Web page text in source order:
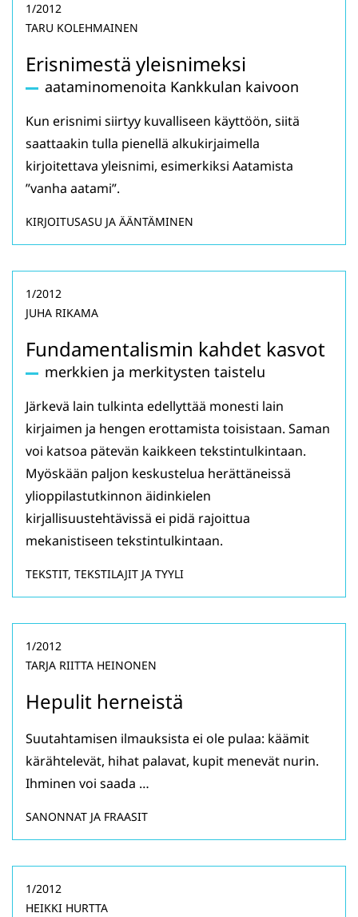
Erisnimestä yleisnimeksi
aataminomenoita Kankkulan kaivoon
1/2012
TARU KOLEHMAINEN
Kun erisnimi siirtyy kuvalliseen käyttöön, siitä
saattaakin tulla pienellä alkukirjaimella
kirjoitettava yleisnimi, esimerkiksi Aatamista
”vanha aatami”.
KIRJOITUSASU JA ÄÄNTÄMINEN
Fundamentalismin kahdet kasvot
merkkien ja merkitysten taistelu
1/2012
JUHA RIKAMA
Järkevä lain tulkinta edellyttää monesti lain
kirjaimen ja hengen erottamista toisistaan. Saman
voi katsoa pätevän kaikkeen tekstintulkintaan.
Myöskään paljon keskustelua herättäneissä
ylioppilastutkinnon äidinkielen
kirjallisuustehtävissä ei pidä rajoittua
mekanistiseen tekstintulkintaan.
TEKSTIT, TEKSTILAJIT JA TYYLI
Hepulit herneistä
1/2012
TARJA RIITTA HEINONEN
Suutahtamisen ilmauksista ei ole pulaa: käämit
kärähtelevät, hihat palavat, kupit menevät nurin.
Ihminen voi saada …
SANONNAT JA FRAASIT
1/2012
HEIKKI HURTTA